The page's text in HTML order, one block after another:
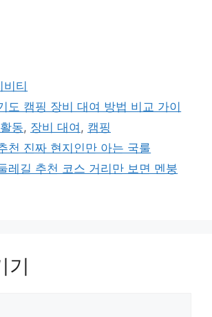
비티
도 캠핑 장비 대여 방법 비교 가이
동, 장비 대여 , 캠핑
천 진짜 현지인만 아는 국룰
레길 추천 코스 거리만 보면 멘붕
기